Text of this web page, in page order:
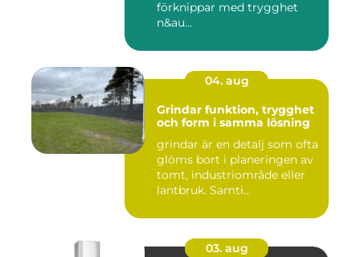
förknippar med trygghet
n&au...
04. aug
Grindar funktion, trygghet
och form i samma lösning
grindar är en detalj som ofta
glöms bort i planeringen av
tomt, industriområde eller
lantbruk. Samti...
03. aug